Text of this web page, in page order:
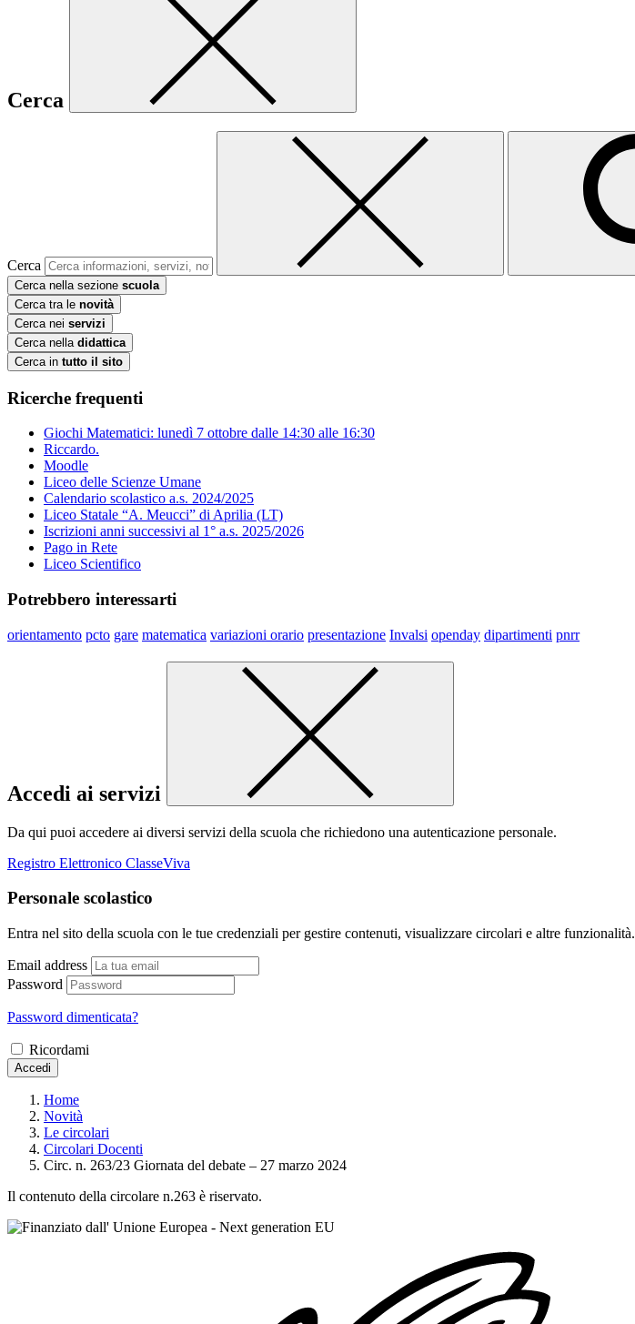
Cerca
Cerca
Cerca nella sezione scuola
Cerca tra le novità
Cerca nei servizi
Cerca nella didattica
Cerca in tutto il sito
Ricerche frequenti
Giochi Matematici: lunedì 7 ottobre dalle 14:30 alle 16:30
Riccardo.
Moodle
Liceo delle Scienze Umane
Calendario scolastico a.s. 2024/2025
Liceo Statale “A. Meucci” di Aprilia (LT)
Iscrizioni anni successivi al 1° a.s. 2025/2026
Pago in Rete
Liceo Scientifico
Potrebbero interessarti
orientamento pcto gare matematica variazioni orario presentazione Invalsi openday dipartimenti pnrr
Accedi ai servizi
Da qui puoi accedere ai diversi servizi della scuola che richiedono una autenticazione personale.
Registro Elettronico ClasseViva
Personale scolastico
Entra nel sito della scuola con le tue credenziali per gestire contenuti, visualizzare circolari e altre funzionalità.
Email address
Password
Password dimenticata?
Ricordami
Accedi
Home
Novità
Le circolari
Circolari Docenti
Circ. n. 263/23 Giornata del debate – 27 marzo 2024
Il contenuto della circolare n.263 è riservato.